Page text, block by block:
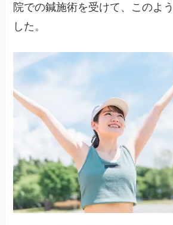
院での鍼施術を受けて、このよ
した。